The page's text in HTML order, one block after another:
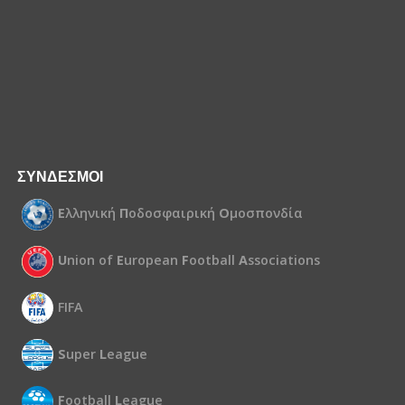
ΣΥΝΔΕΣΜΟΙ
Ελληνική Ποδοσφαιρική Ομοσπονδία
Union of European Football Associations
FIFA
Super League
Football League